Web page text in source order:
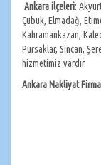
Ankarailçeleri:
Çubuk, Elmadağ,
Kahramankazan,
Pursaklar, Sincan,
hizmetimiz vardır.
Ankara Nakliyat